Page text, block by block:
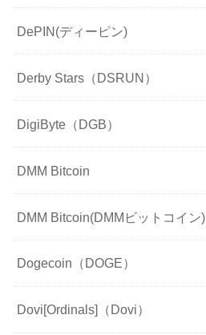
DePIN(ディーピン)
Derby Stars（DSRUN）
DigiByte（DGB）
DMM Bitcoin
DMM Bitcoin(DMMビットコイン)
Dogecoin（DOGE）
Dovi[Ordinals]（Dovi）